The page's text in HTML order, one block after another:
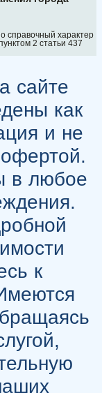
справочный характер
2 статьи 437
сайте
как
и не
в любое
к